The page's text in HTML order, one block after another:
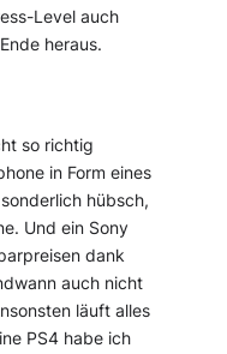
Level auch
heraus.
so richtig
in Form eines
hübsch,
Und ein Sony
dank
auch nicht
läuft alles
PS4 habe ich